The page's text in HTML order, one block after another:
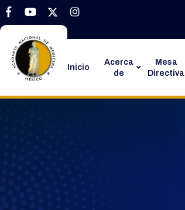
Inicio
Acerca
de
Mesa
Directiva